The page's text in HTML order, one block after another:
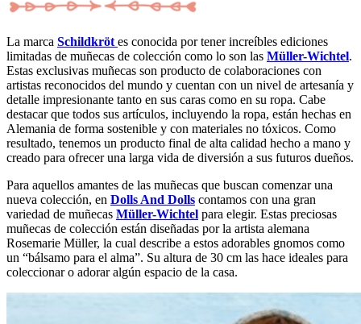
La marca Schildkröt es conocida por tener increíbles ediciones
limitadas de muñecas de colección como lo son las Müller-Wichtel.
Estas exclusivas muñecas son producto de colaboraciones con
artistas reconocidos del mundo y cuentan con un nivel de artesanía y
detalle impresionante tanto en sus caras como en su ropa. Cabe
destacar que todos sus artículos, incluyendo la ropa, están hechas en
Alemania de forma sostenible y con materiales no tóxicos. Como
resultado, tenemos un producto final de alta calidad hecho a mano y
creado para ofrecer una larga vida de diversión a sus futuros dueños.
Para aquellos amantes de las muñecas que buscan comenzar una
nueva colección, en Dolls And Dolls contamos con una gran
variedad de muñecas Müller-Wichtel para elegir. Estas preciosas
muñecas de colección están diseñadas por la artista alemana
Rosemarie Müller, la cual describe a estos adorables gnomos como
un “bálsamo para el alma”. Su altura de 30 cm las hace ideales para
coleccionar o adorar algún espacio de la casa.